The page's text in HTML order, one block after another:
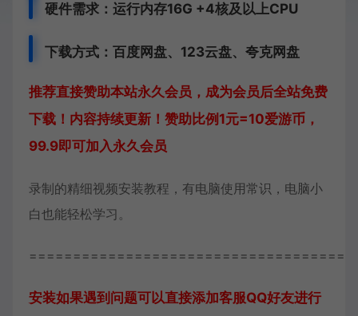
硬件需求：运行内存16G +4核及以上CPU
下载方式： 百度网盘、 123云盘、夸克网盘
推荐直接赞助本站永久会员，成为会员后全站免费
下载！内容持续更新！赞助比例1元=10爱游币，
99.9即可加入永久会员
录制的精细视频安装教程，有电脑使用常识，电脑小
白也能轻松学习。
安装如果遇到问题可以直接添加客服QQ好友进行